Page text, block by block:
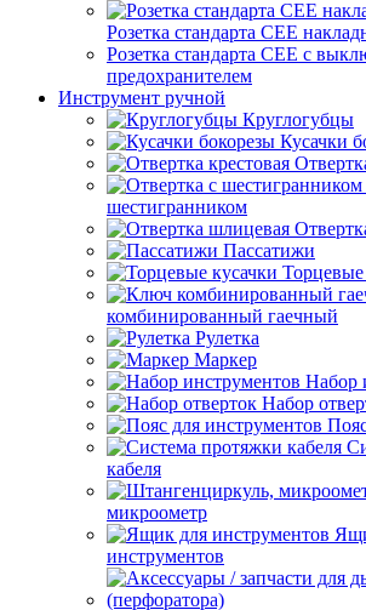
Розетка стандарта СЕЕ
Розетка стандарта СЕЕ с
предохранителем
Инструмент ручной
Круглогубцы
Кусачки
шестигранником
Пассатижи
Торцевые
комбинированный гаечный
Рулетка
Маркер
Набор
Набор
кабеля
микроометр
инструментов